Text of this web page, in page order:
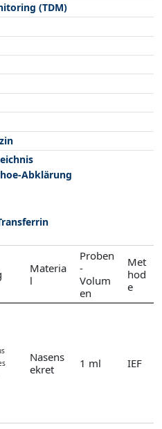
(TDM)
Abklärung
Materia
l
Proben
-
Volum
en
Met
hod
e
Nasens
ekret
1 ml IEF